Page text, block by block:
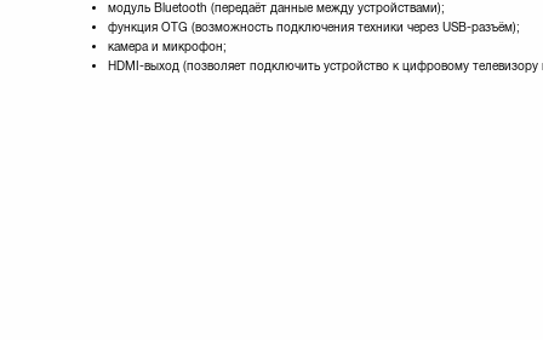
модуль Bluetooth (передаёт данные между устройствами);
функция OTG (возможность подключения техники через USB-разъём);
камера и микрофон;
HDMI-выход (позволяет подключить устройство к цифровому